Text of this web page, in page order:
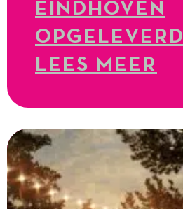
EINDHOVEN
OPGELEVERD
LEES MEER